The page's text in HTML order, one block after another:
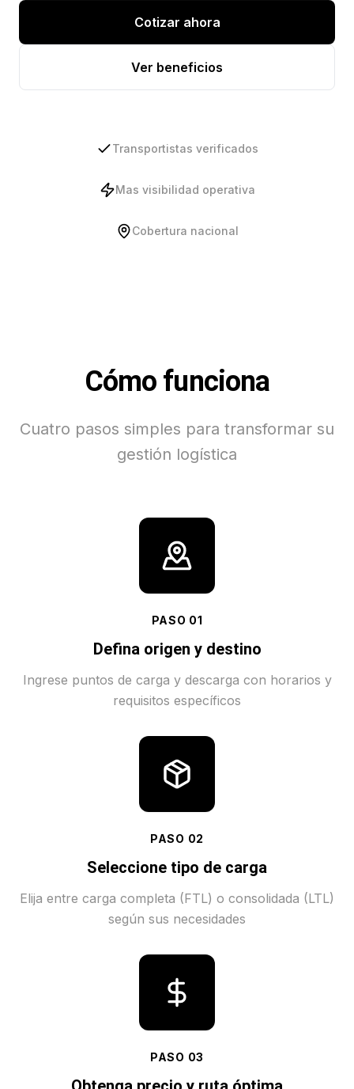
Cotizar ahora
Ver beneficios
Transportistas verificados
Mas visibilidad operativa
Cobertura nacional
Cómo funciona
Cuatro pasos simples para transformar su
gestión logística
PASO 01
Defina origen y destino
Ingrese puntos de carga y descarga con horarios y
requisitos específicos
PASO 02
Seleccione tipo de carga
Elija entre carga completa (FTL) o consolidada (LTL)
según sus necesidades
PASO 03